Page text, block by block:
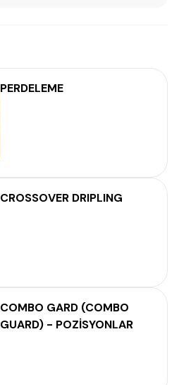
PERDELEME
CROSSOVER DRIPLING
COMBO GARD (COMBO
GUARD) - POZİSYONLAR